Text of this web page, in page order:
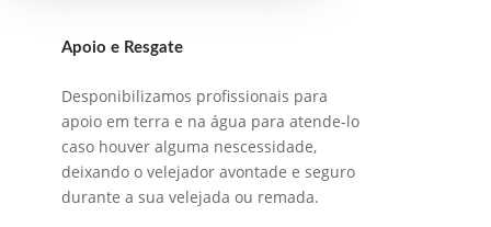
Apoio e Resgate
Desponibilizamos profissionais para
apoio em terra e na água para atende-lo
caso houver alguma nescessidade,
deixando o velejador avontade e seguro
durante a sua velejada ou remada.